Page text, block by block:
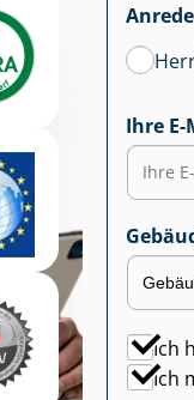
Anrede
Ihre E-
Ich
Ich